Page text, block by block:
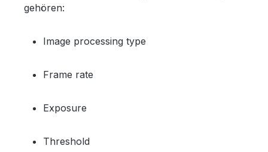
gehören:
Image processing type
Frame rate
Exposure
Threshold